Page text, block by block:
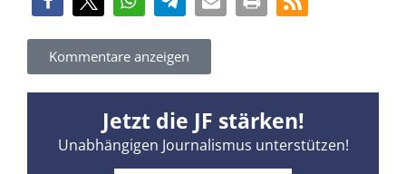
Kommentare anzeigen
Jetzt die JF stärken!
Unabhängigen Journalismus unterstützen!